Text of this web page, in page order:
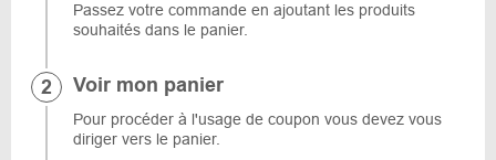
Passez votre commande en ajoutant les produits
souhaités dans le panier.
Voir mon panier
Pour procéder à l'usage de coupon vous devez vous
diriger vers le panier.